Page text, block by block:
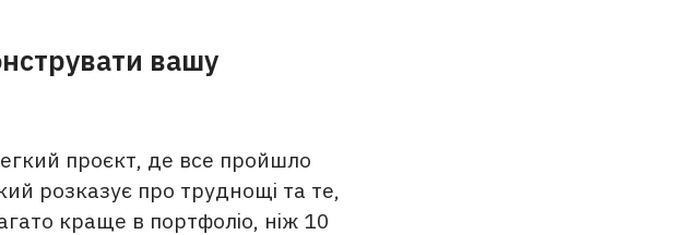
вашу
проєкт, де все пройшло
розказує про труднощі та те,
краще в портфоліо, ніж 10